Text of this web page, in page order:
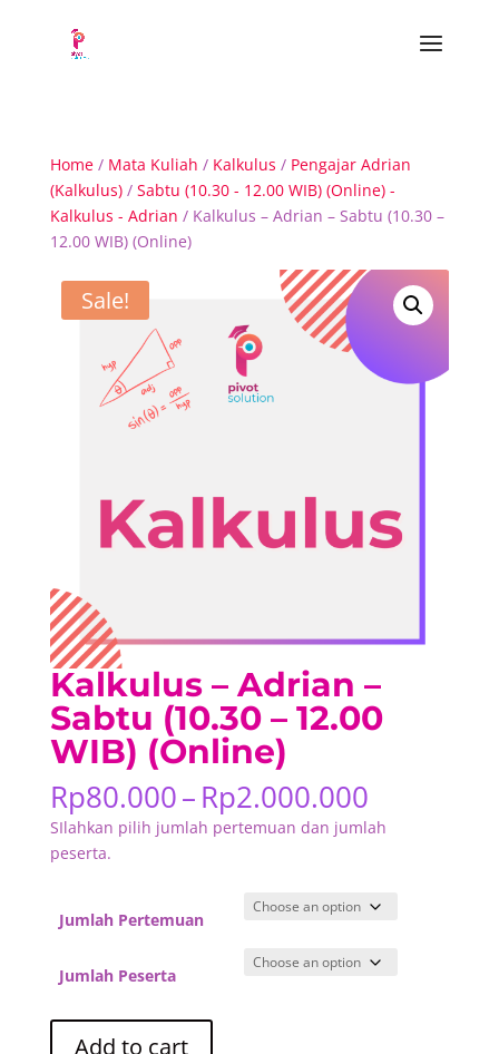
Home/ Mata Kuliah / Kalkulus / Pengajar Adrian
(Kalkulus)/ Sabtu (10.30 - 12.00 WIB) (Online) -
Kalkulus - Adrian / Kalkulus – Adrian – Sabtu (10.30 –
12.00 WIB) (Online)
Sale!
Kalkulus – Adrian –
Sabtu (10.30 – 12.00
WIB) (Online)
Rp80.000–Rp2.000.000Price
range:
Rp80.000
SIlahkan pilih jumlah pertemuan dan jumlah
peserta.
Jumlah Pertemuan
Jumlah Peserta
Add to cart